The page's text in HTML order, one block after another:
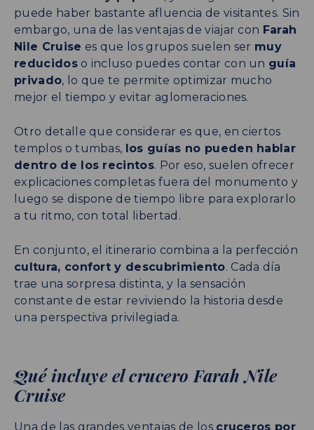
puede haber bastante afluencia de visitantes. Sin
embargo, una de las ventajas de viajar con Farah
Nile Cruise es que los grupos suelen ser muy
reducidoso incluso puedes contar con un guía
privado, lo que te permite optimizar mucho
mejor el tiempo y evitar aglomeraciones.
Otro detalle que considerar es que, en ciertos
templos o tumbas, los guías no pueden hablar
dentro de los recintos. Por eso, suelen ofrecer
explicaciones completas fuera del monumento y
luego se dispone de tiempo libre para explorarlo
a tu ritmo, con total libertad.
En conjunto, el itinerario combina a la perfección
cultura, confort y descubrimiento. Cada día
trae una sorpresa distinta, y la sensación
constante de estar reviviendo la historia desde
una perspectiva privilegiada.
Qué incluye el crucero Farah Nile
Cruise
Una de las grandes ventajas de los cruceros por